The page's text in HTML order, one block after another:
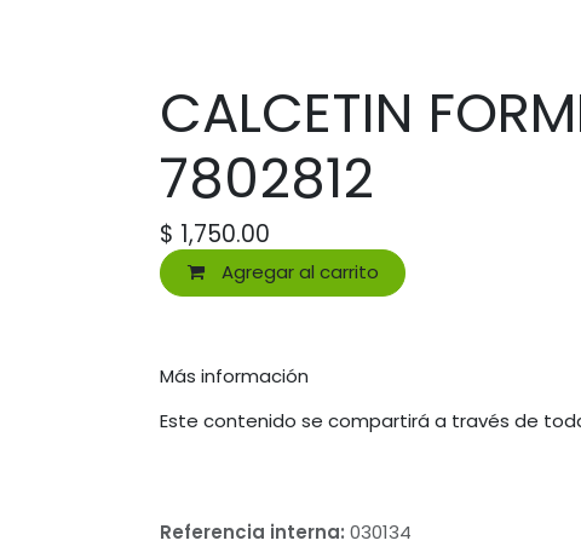
CALCETIN
7802812
$ 1,750.00
Agregar al carrito
Más información
Este contenido se compartirá a través de
Referencia interna: 030134